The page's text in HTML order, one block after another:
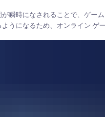
瞬時になされることで、ゲー
うになるため、オンライン ゲ